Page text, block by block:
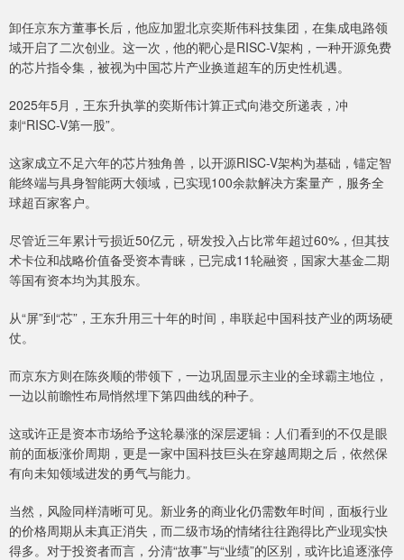
卸任京东方董事长后，他应加盟北京奕斯伟科技集团，在集成电路领
域开启了二次创业。这一次，他的靶心是RISC-V架构，一种开源免费
的芯片指令集，被视为中国芯片产业换道超车的历史性机遇。
2025年5月，王东升执掌的奕斯伟计算正式向港交所递表，冲
刺“RISC-V第一股”。
这家成立不足六年的芯片独角兽，以开源RISC-V架构为基础，锚定智
能终端与具身智能两大领域，已实现100余款解决方案量产，服务全
球超百家客户。
尽管近三年累计亏损近50亿元，研发投入占比常年超过60%，但其技
术卡位和战略价值备受资本青睐，已完成11轮融资，国家大基金二期
等国有资本均为其股东。
从“屏”到“芯”，王东升用三十年的时间，串联起中国科技产业的两场硬
仗。
而京东方则在陈炎顺的带领下，一边巩固显示主业的全球霸主地位，
一边以前瞻性布局悄然埋下第四曲线的种子。
这或许正是资本市场给予这轮暴涨的深层逻辑：人们看到的不仅是眼
前的面板涨价周期，更是一家中国科技巨头在穿越周期之后，依然保
有向未知领域进发的勇气与能力。
当然，风险同样清晰可见。新业务的商业化仍需数年时间，面板行业
的价格周期从未真正消失，而二级市场的情绪往往跑得比产业现实快
得多。对于投资者而言，分清“故事”与“业绩”的区别，或许比追逐涨停